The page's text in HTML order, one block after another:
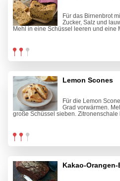
Für das Birnenbrot
Zucker, Salz und
Mehl in eine Schüssel leeren und eine
Lemon Scones
Für die Lemon
Grad vorwärmen.
große Schüssel sieben. Zitronenschale
Kakao-